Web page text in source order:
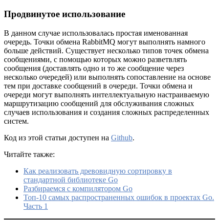
Продвинутое использование
В данном случае использовалась простая именованная
очередь. Точки обмена RabbitMQ могут выполнять намного
больше действий. Существует несколько типов точек обмена
сообщениями, с помощью которых можно разветвлять
сообщения (доставлять одно и то же сообщение через
несколько очередей) или выполнять сопоставление на основе
тем при доставке сообщений в очереди. Точки обмена и
очереди могут выполнять интеллектуальную настраиваемую
маршрутизацию сообщений для обслуживания сложных
случаев использования и создания сложных распределенных
систем.
Код из этой статьи доступен на Github.
Читайте также:
Как реализовать древовидную сортировку в
стандартной библиотеке Go
Разбираемся с компилятором Go
Топ-10 самых распространенных ошибок в проектах Go.
Часть 1